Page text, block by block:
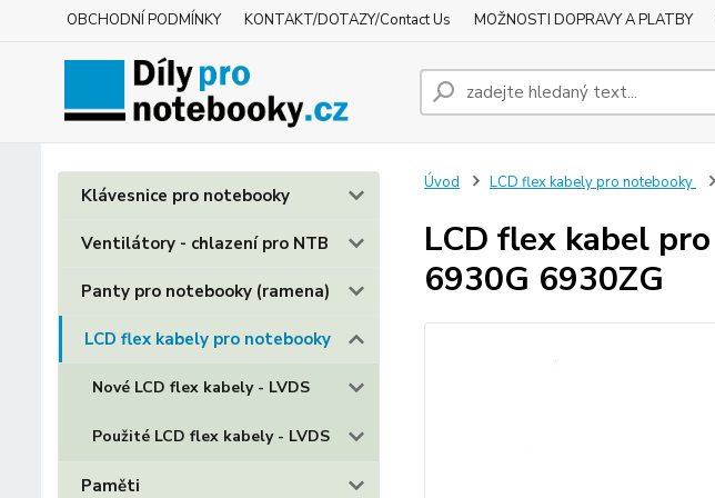
OBCHODNÍ PODMÍNKY KONTAKT/DOTAZY/Contact Us MOŽNOSTI DOPRAVY A PLATBY
Klávesnice pro notebooky
Ventilátory - chlazení pro NTB
Panty pro notebooky (ramena)
LCD flex kabely pro notebooky
Nové LCD flex kabely - LVDS
Použité LCD flex kabely - LVDS
Paměti
Úvod LCD flex kabely pro notebooky
LCD flex kabel
6930G 6930ZG